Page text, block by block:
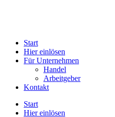
Start
Hier einlösen
Für Unternehmen
Handel
Arbeitgeber
Kontakt
Start
Hier einlösen